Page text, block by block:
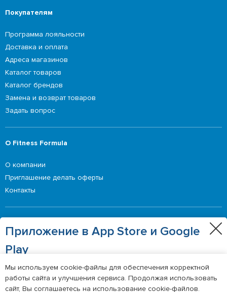
Покупателям
Программа лояльности
Доставка и оплата
Адреса магазинов
Каталог товаров
Каталог брендов
Замена и возврат товаров
Задать вопрос
О Fitness Formula
О компании
Приглашение делать оферты
Контакты
Акции
©2026 Fitness Formula
Приложение в App Store и Google
Play
Получайте еще больше выгодных акций и
предложений
Мы используем cookie-файлы для обеспечения корректной
работы сайта и улучшения сервиса. Продолжая использовать
сайт, Вы соглашаетесь на использование cookie-файлов.